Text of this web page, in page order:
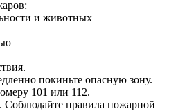
и животных
покиньте опасную зону.
101 или 112.
Соблюдайте правила пожарной